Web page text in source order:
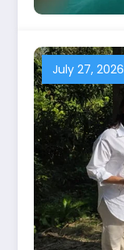
July 27, 2026